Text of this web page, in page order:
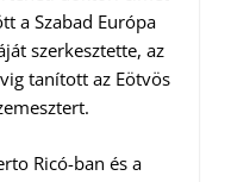
a Szabad Európa
szerkesztette, az
tanított az Eötvös
Ricó-ban és a